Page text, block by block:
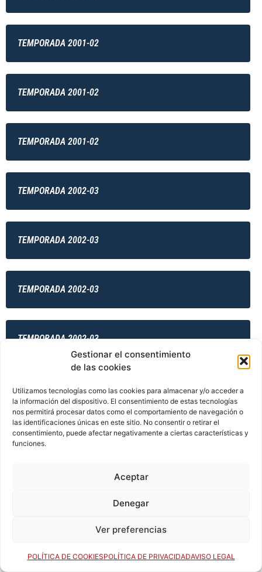
Gestionar el consentimiento
de las cookies
Utilizamos tecnologías como las cookies para almacenar y/o acceder a
la información del dispositivo. El consentimiento de estas tecnologías
nos permitirá procesar datos como el comportamiento de navegación o
las identificaciones únicas en este sitio. No consentir o retirar el
consentimiento, puede afectar negativamente a ciertas características y
funciones.
Aceptar
Denegar
Ver preferencias
POLÍTICA DE COOKIESPOLÍTICA DE PRIVACIDADAVISO LEGAL
TEMPORADA 2001-02
TEMPORADA 2001-02
TEMPORADA 2001-02
TEMPORADA 2002-03
TEMPORADA 2002-03
TEMPORADA 2002-03
TEMPORADA 2002-03
TEMPORADA 2003-04
TEMPORADA 2003-04
TEMPORADA 2003-04